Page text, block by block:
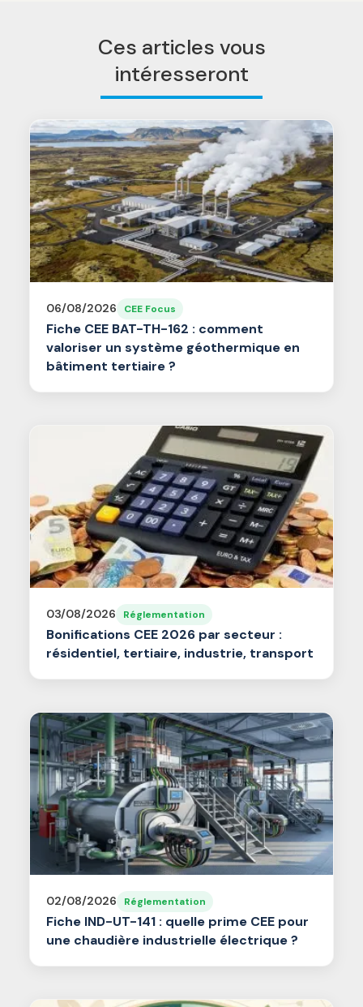
Ces articles vous
intéresseront
06/08/2026 CEE Focus
Fiche CEE BAT-TH-162 : comment
valoriser un système géothermique en
bâtiment tertiaire ?
03/08/2026 Réglementation
Bonifications CEE 2026 par secteur :
résidentiel, tertiaire, industrie, transport
02/08/2026 Réglementation
Fiche IND-UT-141 : quelle prime CEE pour
une chaudière industrielle électrique ?